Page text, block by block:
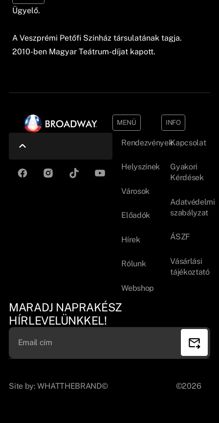
Ügyelő.
A Veszprémi Petőfi Színház társulatának tagja.
2010-ben Magyar Teátrum-díjat kapott.
MENÜ
Rendezvények
Helyszínek
Városok
Előadók
Hírek
Rólunk
Webshop
INFO
Kapcsolat
Gyakori
Kérdések
Adatvédelmi
szabályzat
ÁSZF
Vásárlási
tájékoztató
MARADJ NAPRAKÉSZ
HÍRLEVELÜNKKEL!
Site by:WHATTHEBRAND© ©2026